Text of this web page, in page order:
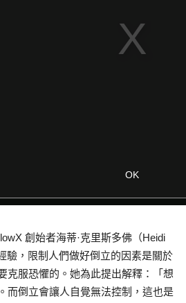
創始者海蒂·克里斯多佛（Heidi
驗，限制人們做好倒立的因素是關於
克服恐懼的。她為此提出解釋：「想
而倒立會讓人自覺無法控制，這也是